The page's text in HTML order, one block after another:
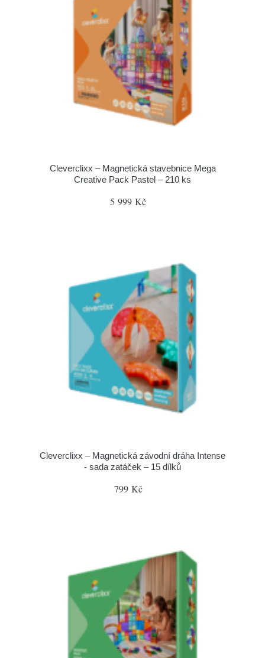
Cleverclixx – Magnetická stavebnice Mega
Creative Pack Pastel – 210 ks
5 999 Kč
Cleverclixx – Magnetická závodní dráha Intense
- sada zatáček – 15 dílků
799 Kč